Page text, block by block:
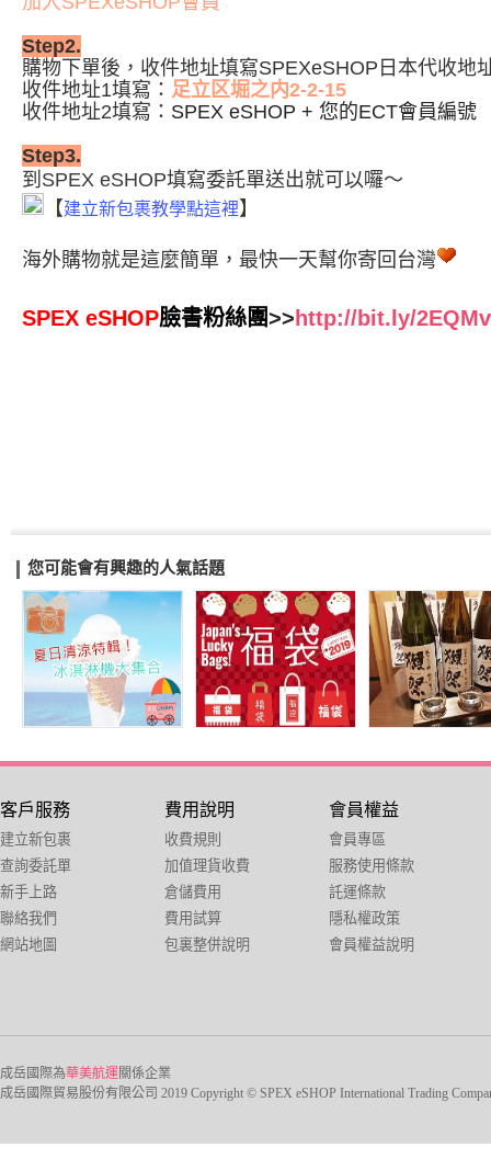
Step2.
購物下單後，收件地址填寫SPEXeSHOP日本代收地
收件地址1填寫： 足立区堀之内2-2-15
收件地址2填寫： SPEX eSHOP + 您的ECT會員編號
Step3.
到 SPEX eSHOP填寫委託單送出就可以囉～
【建立新包裹教學點這裡】
海外購物就是這麼簡單，最快一天幫你寄回台灣
SPEX eSHOP臉書粉絲團>> http://bit.ly/
您可能會有興趣的人氣話題
客戶服務
建立新包裹
查詢委託單
新手上路
聯絡我們
網站地圖
費用說明
收費規則
加值理貨收費
倉儲費用
費用試算
包裏整併說明
會員權益
會員專區
服務使用條款
託運條款
隱私權政策
會員權益說明
成岳國際為華美航運關係企業
成岳國際貿易股份有限公司 2019 Copyright © SPEX eSHOP International Trading